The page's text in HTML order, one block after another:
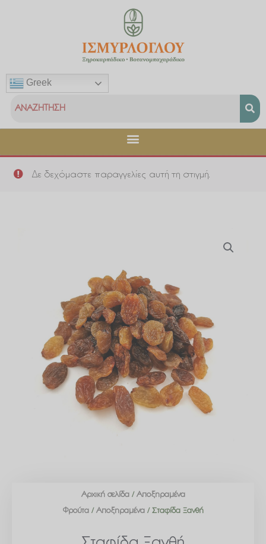
Greek
Δε δεχόμαστε παραγγελίες αυτή τη στιγμή.
Αρχική σελίδα/ Αποξηραμένα
Φρούτα/ Αποξηραμένα/ Σταφίδα Ξανθή